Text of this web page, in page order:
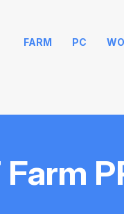
FARM PC